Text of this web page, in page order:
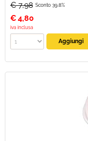
€ 7,98 Sconto 39.8%
€ 4,80
iva inclusa